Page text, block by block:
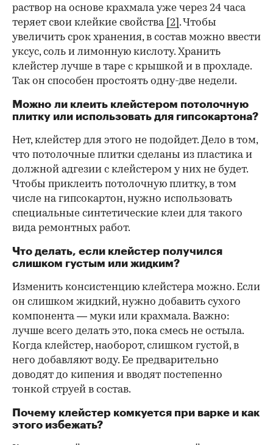
раствор на основе крахмала уже через 24 часа
теряет свои клейкие свойства [2] . Чтобы
увеличить срок хранения, в состав можно ввести
уксус, соль и лимонную кислоту. Хранить
клейстер лучше в таре с крышкой и в прохладе.
Так он способен простоять одну-две недели.
Можно ли клеить клейстером потолочную
плитку или использовать для гипсокартона?
Нет, клейстер для этого не подойдет. Дело в том,
что потолочные плитки сделаны из пластика и
должной адгезии с клейстером у них не будет.
Чтобы приклеить потолочную плитку, в том
числе на гипсокартон, нужно использовать
специальные синтетические клеи для такого
вида ремонтных работ.
Что делать, если клейстер получился
слишком густым или жидким?
Изменить консистенцию клейстера можно. Если
он слишком жидкий, нужно добавить сухого
компонента — муки или крахмала. Важно:
лучше всего делать это, пока смесь не остыла.
Когда клейстер, наоборот, слишком густой, в
него добавляют воду. Ее предварительно
доводят до кипения и вводят постепенно
тонкой струей в состав.
Почему клейстер комкуется при варке и как
этого избежать?